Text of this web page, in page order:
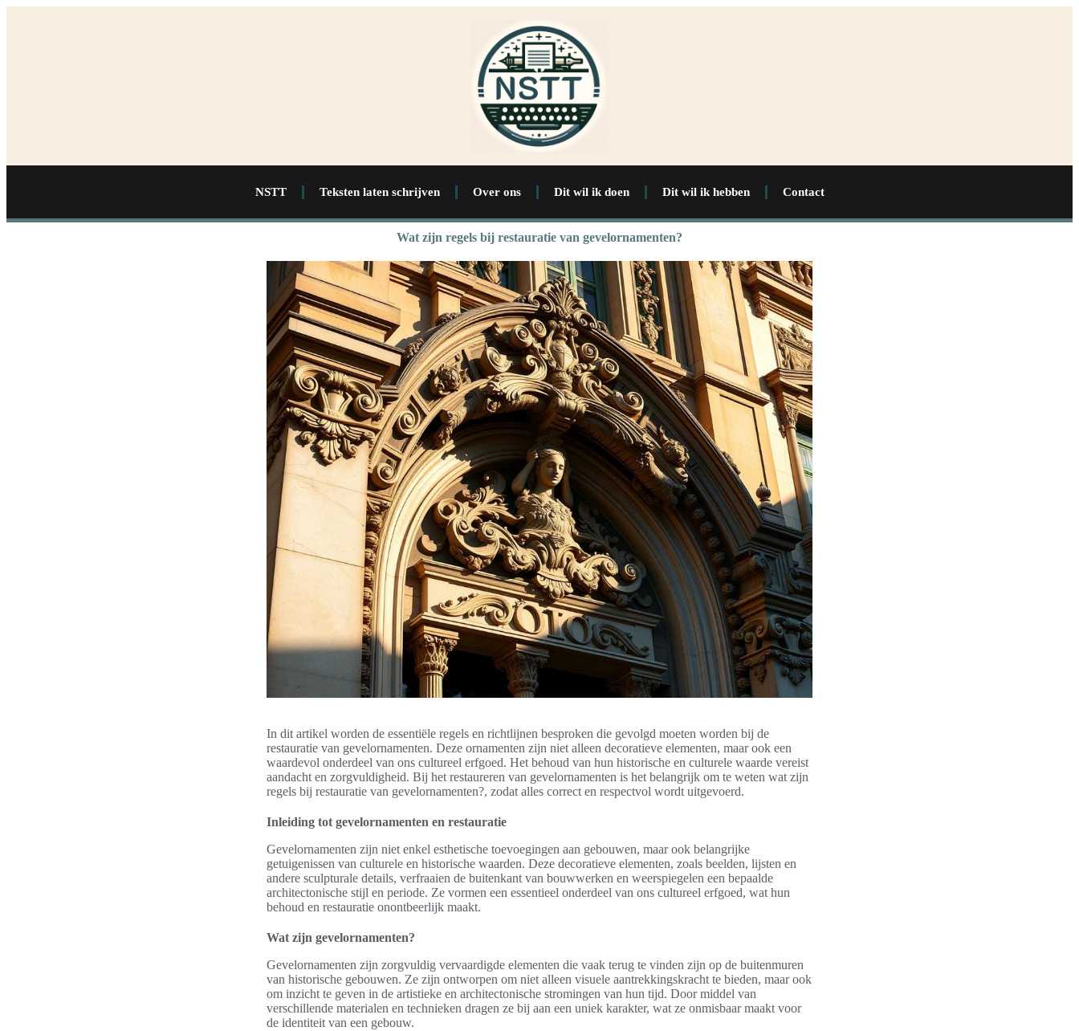
NSTT Teksten laten schrijven Over ons Dit wil ik doen Dit wil ik hebben Contact
Wat zijn regels bij restauratie van gevelornamenten?
In dit artikel worden de essentiële regels en richtlijnen besproken die gevolgd moeten worden bij de
restauratie van gevelornamenten. Deze ornamenten zijn niet alleen decoratieve elementen, maar ook een
waardevol onderdeel van ons cultureel erfgoed. Het behoud van hun historische en culturele waarde vereist
aandacht en zorgvuldigheid. Bij het restaureren van gevelornamenten is het belangrijk om te weten wat zijn
regels bij restauratie van gevelornamenten?, zodat alles correct en respectvol wordt uitgevoerd.
Inleiding tot gevelornamenten en restauratie
Gevelornamenten zijn niet enkel esthetische toevoegingen aan gebouwen, maar ook belangrijke
getuigenissen van culturele en historische waarden. Deze decoratieve elementen, zoals beelden, lijsten en
andere sculpturale details, verfraaien de buitenkant van bouwwerken en weerspiegelen een bepaalde
architectonische stijl en periode. Ze vormen een essentieel onderdeel van ons cultureel erfgoed, wat hun
behoud en restauratie onontbeerlijk maakt.
Wat zijn gevelornamenten?
Gevelornamenten zijn zorgvuldig vervaardigde elementen die vaak terug te vinden zijn op de buitenmuren
van historische gebouwen. Ze zijn ontworpen om niet alleen visuele aantrekkingskracht te bieden, maar ook
om inzicht te geven in de artistieke en architectonische stromingen van hun tijd. Door middel van
verschillende materialen en technieken dragen ze bij aan een uniek karakter, wat ze onmisbaar maakt voor
de identiteit van een gebouw.